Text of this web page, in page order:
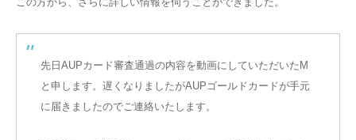
先日AUPカード審査通過の内容を動画にしていただいたM
と申します。遅くなりましたがAUPゴールドカードが手元
に届きましたのでご連絡いたします。